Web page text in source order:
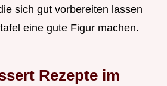
sich gut vorbereiten lassen
eine gute Figur machen.
Rezepte im